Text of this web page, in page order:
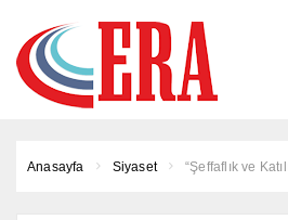
Anasayfa Siyaset “Şeffaflık ve